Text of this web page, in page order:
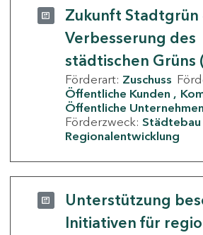
Zukunft Stadtgrün
Verbesserung des
städtischen Grüns
Förderart: Zuschuss
Öffentliche Kunden
Öffentliche Unternehmen
Förderzweck: Städtebau
Regionalentwicklung
Unterstützung
Initiativen für